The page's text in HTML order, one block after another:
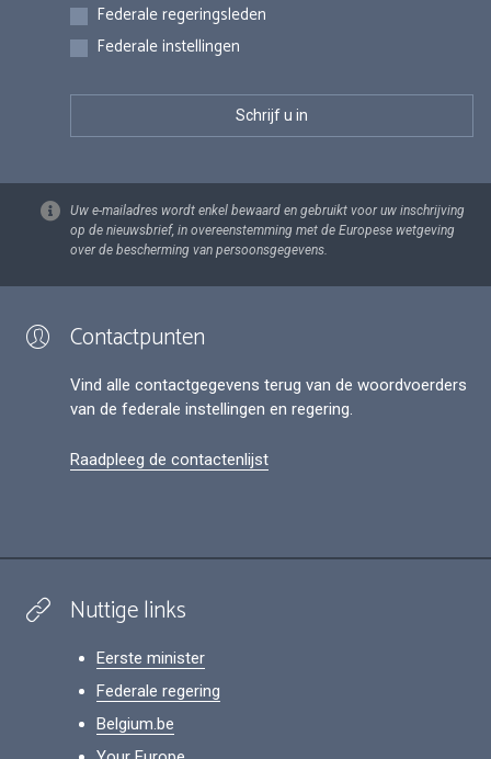
Federale regeringsleden
Federale instellingen
Uw e-mailadres wordt enkel bewaard en gebruikt voor uw inschrijving
op de nieuwsbrief, in overeenstemming met de Europese wetgeving
over de bescherming van persoonsgegevens.
Contactpunten
Vind alle contactgegevens terug van de woordvoerders
van de federale instellingen en regering.
Raadpleeg de contactenlijst
Nuttige links
Eerste minister
Federale regering
Belgium.be